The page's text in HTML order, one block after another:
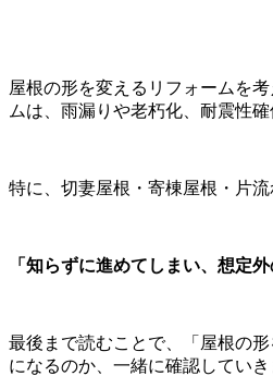
屋根の形を変えるリフォームを
ムは、雨漏りや老朽化、耐震性
特に、切妻屋根・寄棟屋根・片
「知らずに進めてしまい、想定
最後まで読むことで、「屋根の
になるのか、一緒に確認していき